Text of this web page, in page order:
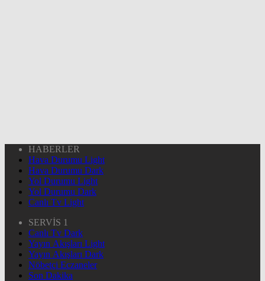
HABERLER
Hava Durumu Light
Hava Durumu Dark
Yol Durumu Light
Yol Durumu Dark
Canlı Tv Light
SERVİS 1
Canlı Tv Dark
Yayın Akışları Light
Yayın Akışları Dark
Nöbetçi Eczaneler
Son Dakika